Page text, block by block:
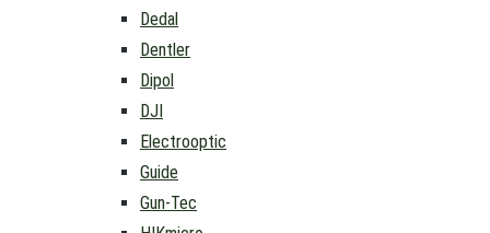
Dedal
Dentler
Dipol
DJI
Electrooptic
Guide
Gun-Tec